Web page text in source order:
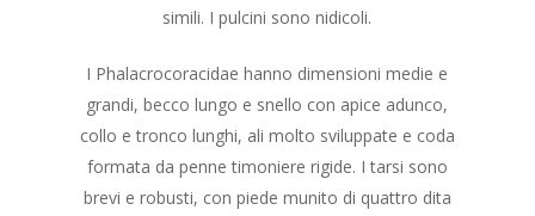
simili. I pulcini sono nidicoli.
I Phalacrocoracidae hanno dimensioni medie e
grandi, becco lungo e snello con apice adunco,
collo e tronco lunghi, ali molto sviluppate e coda
formata da penne timoniere rigide. I tarsi sono
brevi e robusti, con piede munito di quattro dita